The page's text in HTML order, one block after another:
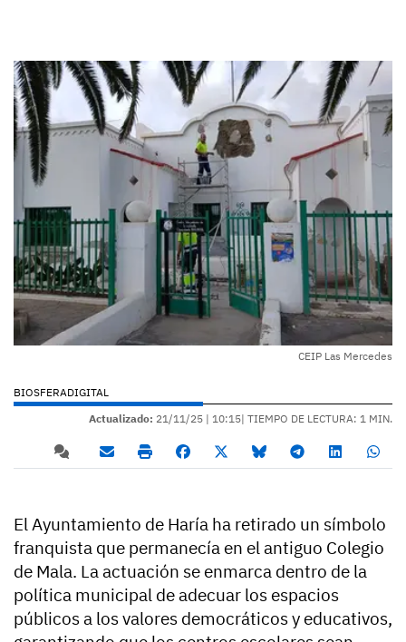
CEIP Las Mercedes
BIOSFERADIGITAL
Actualizado: 21/11/25 | 10:15| TIEMPO DE LECTURA: 1 MIN.
El Ayuntamiento de Haría ha retirado un símbolo
franquista que permanecía en el antiguo Colegio
de Mala. La actuación se enmarca dentro de la
política municipal de adecuar los espacios
públicos a los valores democráticos y educativos,